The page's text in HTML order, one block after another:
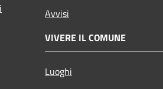
Avvisi
VIVERE IL COMUNE
Luoghi